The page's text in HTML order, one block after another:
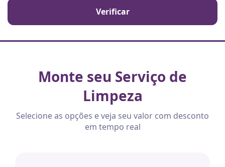
Verificar
Monte seu Serviço de
Limpeza
Selecione as opções e veja seu valor com desconto
em tempo real